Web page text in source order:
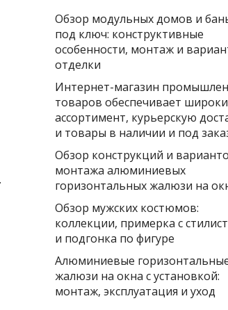
Обзор модульных домов и
под ключ: конструктивные
особенности, монтаж и
отделки
Интернет-магазин
товаров обеспечивает
ассортимент, курьерскую
и товары в наличии и под
Обзор конструкций и
монтажа алюминиевых
горизонтальных жалюзи на
Обзор мужских костюмов:
коллекции, примерка с
и подгонка по фигуре
Алюминиевые
жалюзи на окна с установкой:
монтаж, эксплуатация и уход